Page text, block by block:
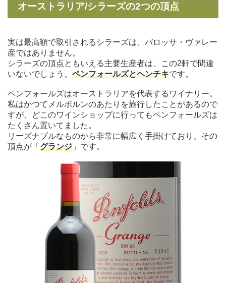
オーストラリア/シラーズの2つの頂点
実は最高額で取引されるシラーズは、バロッサ・ヴァレー
産ではありません。
シラーズの頂点ともいえる主要生産者は、この2軒で間違
いないでしょう。 ペンフォールズとヘンチキです。
ペンフォールズはオーストラリアを代表するワイナリー。
私はかつてメルボルンのあたりを旅行したことがあるので
すが、どこのワインショップに行ってもペンフォールズは
たくさん置いてました。
リーズナブルなものから非常に幅広く手掛けており、その
頂点が「 グランジ 」です。